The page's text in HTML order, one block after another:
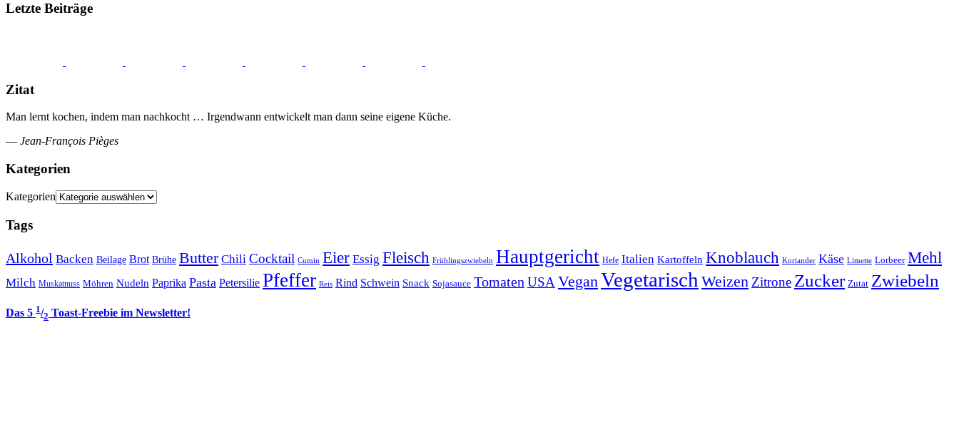
Letzte Beiträge
Zitat
Man lernt kochen, indem man nachkocht … Irgendwann entwickelt man dann seine eigene Küche.
— Jean-François Pièges
Kategorien
Kategorien
Tags
Alkohol Backen Beilage Brot Brühe Butter Chili Cocktail Cumin Eier Essig Fleisch Frühlingszwiebeln Hauptgericht Hefe Italien Kartoffeln Knoblauch Koriander Käse Limette Lorbeer Mehl
Milch Muskatnuss Möhren Nudeln Paprika Pasta Petersilie Pfeffer Reis Rind Schwein Snack Sojasauce Tomaten USAVeganVegetarisch Weizen Zitrone Zucker Zutat Zwiebeln
Das 5 1/2 Toast-Freebie im Newsletter!